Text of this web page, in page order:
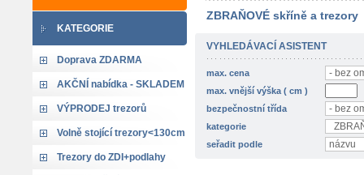
KATEGORIE
Doprava ZDARMA
AKČNÍ nabídka - SKLADEM
VÝPRODEJ trezorů
Volně stojící trezory<130cm
Trezory do ZDI+podlahy
ZBRAŇOVÉ skříně a trezory
VYHLEDÁVACÍ ASISTENT
max. cena
max. vnější výška ( cm )
bezpečnostní třída
kategorie
seřadit podle